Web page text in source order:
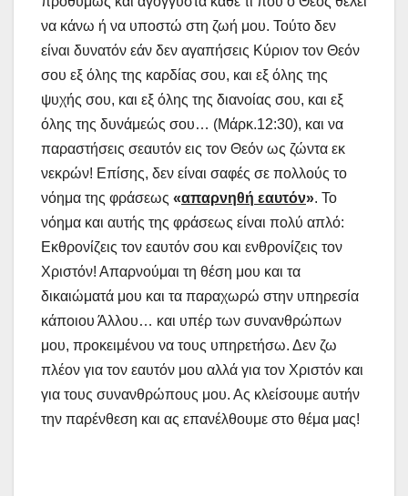
να κάνω ή να υποστώ στη ζωή μου. Τούτο δεν
είναι δυνατόν εάν δεν αγαπήσεις Κύριον τον Θεόν
σου εξ όλης της καρδίας σου, και εξ όλης της
ψυχής σου, και εξ όλης της διανοίας σου, και εξ
όλης της δυνάμεώς σου… (Μάρκ.12:30), και να
παραστήσεις σεαυτόν εις τον Θεόν ως ζώντα εκ
νεκρών! Επίσης, δεν είναι σαφές σε πολλούς το
νόημα της φράσεως «απαρνηθή εαυτόν». Το
νόημα και αυτής της φράσεως είναι πολύ απλό:
Εκθρονίζεις τον εαυτόν σου και ενθρονίζεις τον
Χριστόν! Απαρνούμαι τη θέση μου και τα
δικαιώματά μου και τα παραχωρώ στην υπηρεσία
κάποιου Άλλου… και υπέρ των συνανθρώπων
μου, προκειμένου να τους υπηρετήσω. Δεν ζω
πλέον για τον εαυτόν μου αλλά για τον Χριστόν και
για τους συνανθρώπους μου. Ας κλείσουμε αυτήν
την παρένθεση και ας επανέλθουμε στο θέμα μας!